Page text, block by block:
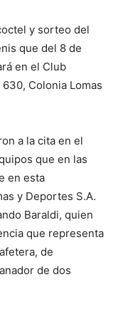
y sorteo del
que del 8 de
en el Club
Colonia Lomas
a la cita en el
que en las
en esta
y Deportes S.A.
Baraldi, quien
que representa
de
de dos